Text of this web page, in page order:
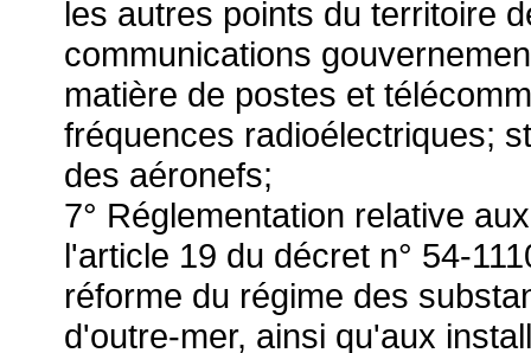
les autres points du territoire
communications
matière de postes et
fréquences radioélectriques;
des aéronefs;
7° Réglementation relative
l'article 19 du décret n° 54-
réforme du régime des
d'outre-mer, ainsi qu'aux